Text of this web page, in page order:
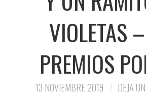
VIOLETAS
PREMIOS
13 NOVIEMBRE 2019 DEJA